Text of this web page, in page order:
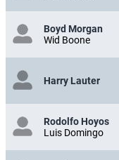
Boyd Morgan
Wid Boone
Harry Lauter
Rodolfo Hoyos
Luis Domingo